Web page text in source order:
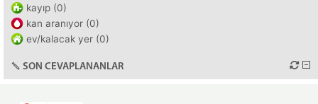
kayıp (0)
kan aranıyor (0)
ev/kalacak yer (0)
SON CEVAPLANANLAR